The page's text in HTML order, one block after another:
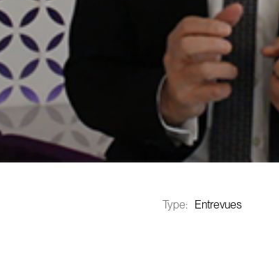
Type: Entrevues